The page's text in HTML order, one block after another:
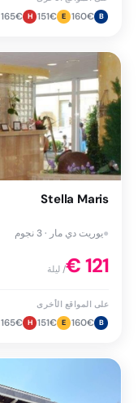
B
160€
E
151€
H
165€
Stella Maris
●يوريت دي مار · 3 نجوم
121
€/ ليلة
على المواقع الأخرى
B
160€
E
151€
H
165€